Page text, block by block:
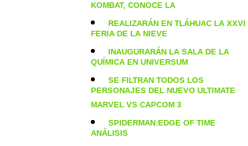
KOMBAT, CONOCE LA
REALIZARÁN EN TLÁHUAC LA XXVI
FERIA DE LA NIEVE
INAUGURARÁN LA SALA DE LA
QUÍMICA EN UNIVERSUM
SE FILTRAN TODOS LOS
PERSONAJES DEL NUEVO ULTIMATE
MARVEL VS CAPCOM 3
SPIDERMAN:EDGE OF TIME
ANÁLISIS